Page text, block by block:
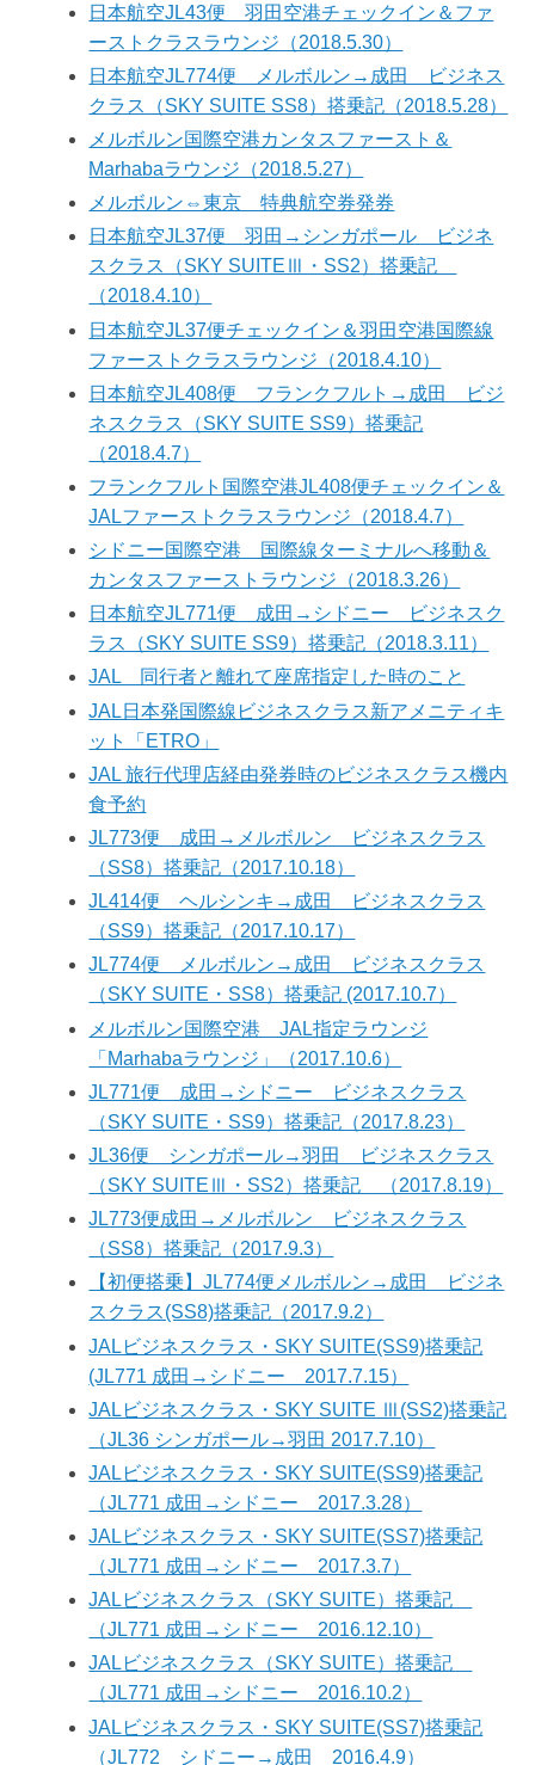
日本航空JL43便 羽田空港チェックイン＆ファ
ーストクラスラウンジ（2018.5.30）
日本航空JL774便 メルボルン→成田 ビジネス
クラス（SKY SUITE SS8）搭乗記（2018.5.28）
メルボルン国際空港カンタスファースト＆
Marhabaラウンジ（2018.5.27）
メルボルン⇔東京 特典航空券発券
日本航空JL37便 羽田→シンガポール ビジネ
スクラス（SKY SUITEⅢ・SS2）搭乗記
（2018.4.10）
日本航空JL37便チェックイン＆羽田空港国際線
ファーストクラスラウンジ（2018.4.10）
日本航空JL408便 フランクフルト→成田 ビジ
ネスクラス（SKY SUITE SS9）搭乗記
（2018.4.7）
フランクフルト国際空港JL408便チェックイン＆
JALファーストクラスラウンジ（2018.4.7）
シドニー国際空港 国際線ターミナルへ移動＆
カンタスファーストラウンジ（2018.3.26）
日本航空JL771便 成田→シドニー ビジネスク
ラス（SKY SUITE SS9）搭乗記（2018.3.11）
JAL 同行者と離れて座席指定した時のこと
JAL日本発国際線ビジネスクラス新アメニティキ
ット「ETRO」
JAL 旅行代理店経由発券時のビジネスクラス機内
食予約
JL773便 成田→メルボルン ビジネスクラス
（SS8）搭乗記（2017.10.18）
JL414便 ヘルシンキ→成田 ビジネスクラス
（SS9）搭乗記（2017.10.17）
JL774便 メルボルン→成田 ビジネスクラス
（SKY SUITE・SS8）搭乗記 (2017.10.7）
メルボルン国際空港 JAL指定ラウンジ
「Marhabaラウンジ」（2017.10.6）
JL771便 成田→シドニー ビジネスクラス
（SKY SUITE・SS9）搭乗記（2017.8.23）
JL36便 シンガポール→羽田 ビジネスクラス
（SKY SUITEⅢ・SS2）搭乗記 （2017.8.19）
JL773便成田→メルボルン ビジネスクラス
（SS8）搭乗記（2017.9.3）
【初便搭乗】JL774便メルボルン→成田 ビジネ
スクラス(SS8)搭乗記（2017.9.2）
JALビジネスクラス・SKY SUITE(SS9)搭乗記
(JL771 成田→シドニー 2017.7.15）
JALビジネスクラス・SKY SUITE Ⅲ(SS2)搭乗記
（JL36 シンガポール→羽田 2017.7.10）
JALビジネスクラス・SKY SUITE(SS9)搭乗記
（JL771 成田→シドニー 2017.3.28）
JALビジネスクラス・SKY SUITE(SS7)搭乗記
（JL771 成田→シドニー 2017.3.7）
JALビジネスクラス（SKY SUITE）搭乗記
（JL771 成田→シドニー 2016.12.10）
JALビジネスクラス（SKY SUITE）搭乗記
（JL771 成田→シドニー 2016.10.2）
JALビジネスクラス・SKY SUITE(SS7)搭乗記
（JL772 シドニー→成田 2016.4.9）